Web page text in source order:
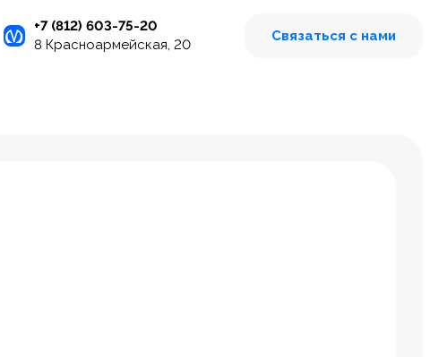
+7 (812) 603-75-20
8 Красноармейская, 20
Связаться с нами